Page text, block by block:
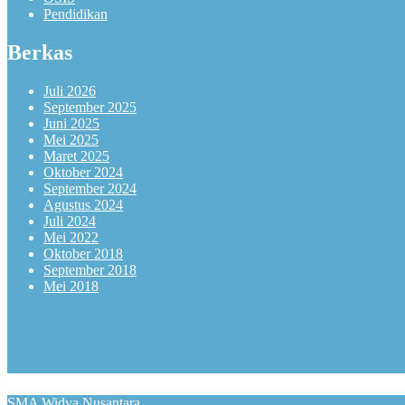
Pendidikan
Berkas
Juli 2026
September 2025
Juni 2025
Mei 2025
Maret 2025
Oktober 2024
September 2024
Agustus 2024
Juli 2024
Mei 2022
Oktober 2018
September 2018
Mei 2018